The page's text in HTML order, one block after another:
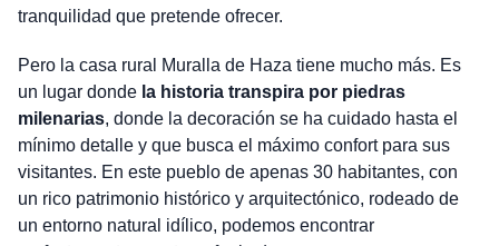
tranquilidad que pretende ofrecer.
Pero la casa rural Muralla de Haza tiene mucho más. Es
un lugar dondela historia transpira por piedras
milenarias, donde la decoración se ha cuidado hasta el
mínimo detalle y que busca el máximo confort para sus
visitantes. En este pueblo de apenas 30 habitantes, con
un rico patrimonio histórico y arquitectónico, rodeado de
un entorno natural idílico, podemos encontrar